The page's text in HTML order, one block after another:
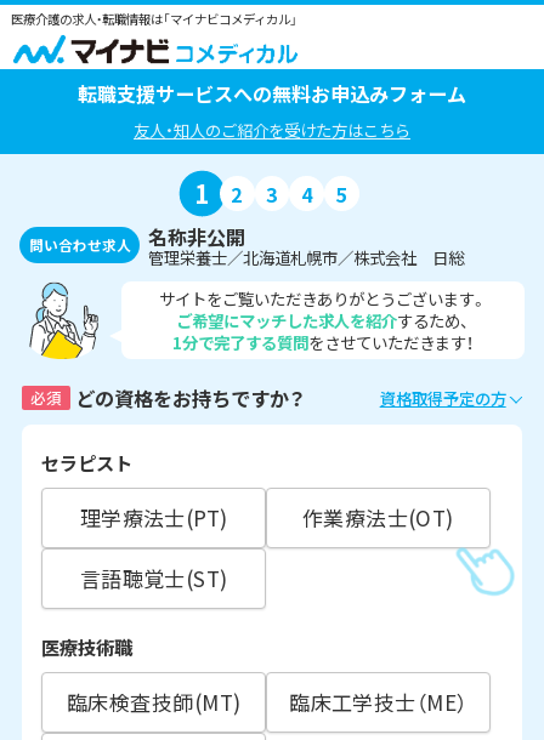
医療介護の求人・転職情報は「マイナビコメディカル」
転職支援サービスへの無料お申込みフォーム
友人・知人のご紹介を受けた方はこちら
1 2 3 4 5
問い合わせ求人 名称非公開
管理栄養士／北海道札幌市／株式会社 日総
サイトをご覧いただきありがとうございます。
ご希望にマッチした求人を紹介するため、
1分で完了する質問をさせていただきます！
必須 どの資格をお持ちですか？ 資格取得予定の方
セラピスト
理学療法士(PT)
作業療法士(OT)
言語聴覚士(ST)
医療技術職
臨床検査技師(MT)
臨床工学技士（ME）